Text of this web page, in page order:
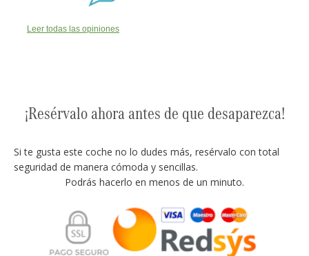
Leer todas las opiniones
¡Resérvalo ahora antes de que desaparezca!
Si te gusta este coche no lo dudes más, resérvalo con total
seguridad de manera cómoda y sencillas.
Podrás hacerlo en menos de un minuto.